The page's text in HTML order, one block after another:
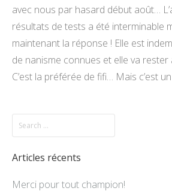
avec nous par hasard début août…
résultats de tests a été interminable
maintenant la réponse ! Elle est
de nanisme connues et elle va rester
C’est la préférée de fifi… Mais c’est
Articles récents
Merci pour tout champion!